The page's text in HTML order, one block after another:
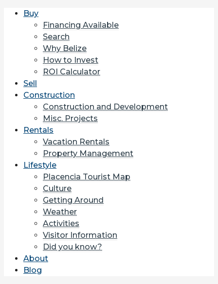
Buy
Financing Available
Search
Why Belize
How to Invest
ROI Calculator
Sell
Construction
Construction and Development
Misc. Projects
Rentals
Vacation Rentals
Property Management
Lifestyle
Placencia Tourist Map
Culture
Getting Around
Weather
Activities
Visitor Information
Did you know?
About
Blog